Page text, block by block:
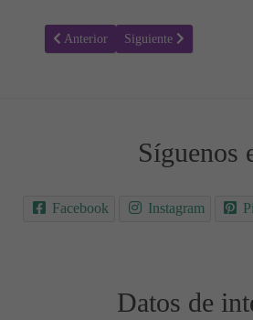
Artículo anterior: Agua San Marcos -
Anterior Artículo siguiente: El
Siguiente
Síguenos
Facebook Instagram
Datos de